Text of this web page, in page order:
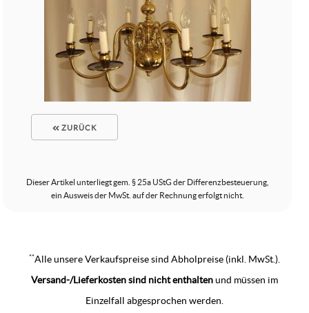
ZURÜCK
Dieser Artikel unterliegt gem. § 25a UStG der Differenzbesteuerung,
ein Ausweis der MwSt. auf der Rechnung erfolgt nicht.
**Alle unsere Verkaufspreise sind Abholpreise (inkl. MwSt.).
Versand-/Lieferkosten sind nicht enthalten und müssen im
Einzelfall abgesprochen werden.